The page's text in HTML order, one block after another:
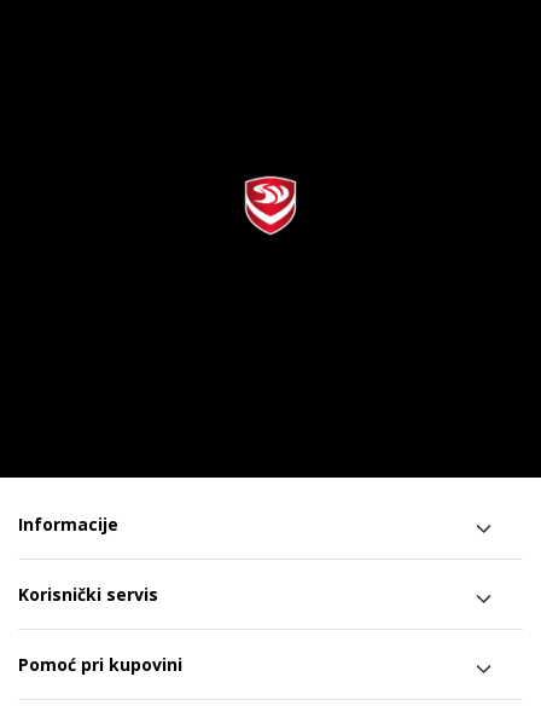
Informacije
Korisnički servis
Pomoć pri kupovini